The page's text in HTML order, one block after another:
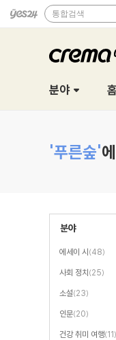
통합검색
분야 홈
'푸른숲'
분야
에세이 시(48)
사회 정치(25)
소설(23)
인문(20)
건강 취미 여행(11)